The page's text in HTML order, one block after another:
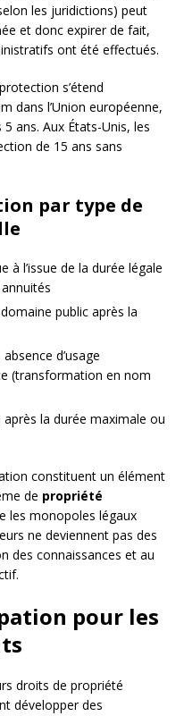
les juridictions) peut
et donc expirer de fait,
ont été effectués.
s’étend
dans l’Union européenne,
ans. Aux États-Unis, les
de 15 ans sans
par type de
à l’issue de la durée légale
public après la
d’usage
(transformation en nom
la durée maximale ou
constituent un élément
de propriété
les monopoles légaux
ne deviennent pas des
des connaissances et au
pour les
droits de propriété
développer des